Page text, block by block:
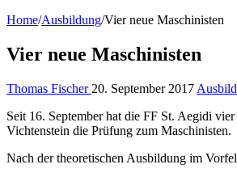
Home/Ausbildung/Vier neue Maschinisten
Vier neue Maschinisten
Thomas Fischer 20. September 2017
Seit 16. September hat die FF St. Aegidi
Vichtenstein die Prüfung zum Maschinisten.
Nach der theoretischen Ausbildung im